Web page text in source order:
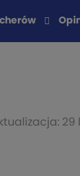
29